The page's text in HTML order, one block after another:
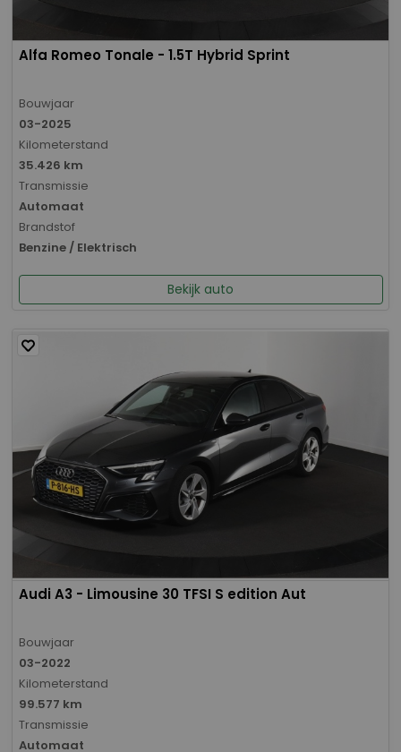
Alfa Romeo Tonale - 1.5T Hybrid Sprint
Bouwjaar
03-2025
Kilometerstand
35.426 km
Transmissie
Automaat
Brandstof
Benzine / Elektrisch
Bekijk auto
Audi A3 - Limousine 30 TFSI S edition Aut
Bouwjaar
03-2022
Kilometerstand
99.577 km
Transmissie
Automaat